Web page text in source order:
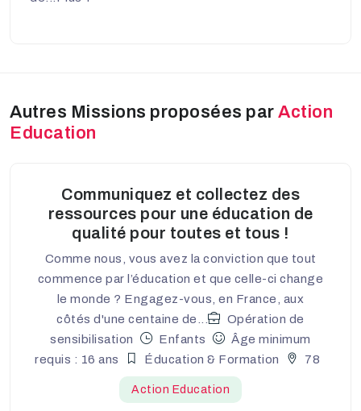
Autres Missions proposées par Action
Education
Communiquez et collectez des
ressources pour une éducation de
qualité pour toutes et tous !
Comme nous, vous avez la conviction que tout
commence par l’éducation et que celle-ci change
le monde ? Engagez-vous, en France, aux
côtés d'une centaine de...
Opération de
sensibilisation
Enfants
Âge minimum
requis : 16 ans
Éducation & Formation 78
Action Education